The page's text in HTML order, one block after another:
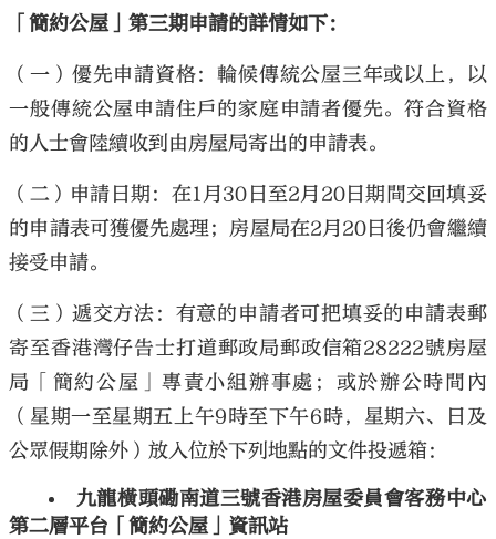
「簡約公屋」第三期申請的詳情如下：
（一）優先申請資格：輪候傳統公屋三年或以上，以
一般傳統公屋申請住戶的家庭申請者優先。符合資格
的人士會陸續收到由房屋局寄出的申請表。
（二）申請日期：在1月30日至2月20日期間交回填妥
的申請表可獲優先處理；房屋局在2月20日後仍會繼續
接受申請。
（三）遞交方法：有意的申請者可把填妥的申請表郵
寄至香港灣仔告士打道郵政局郵政信箱28222號房屋
局「簡約公屋」專責小組辦事處；或於辦公時間內
（星期一至星期五上午9時至下午6時，星期六、日及
公眾假期除外）放入位於下列地點的文件投遞箱：
九龍橫頭磡南道三號香港房屋委員會客務中心
第二層平台「簡約公屋」資訊站